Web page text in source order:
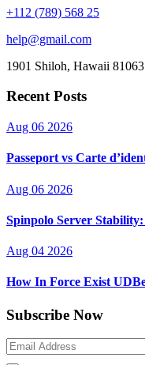
+112 (789) 568 25
help@gmail.com
1901 Shiloh, Hawaii 81063
Recent Posts
Aug 06 2026
Passeport vs Carte
Aug 06 2026
Spinpolo Server
Aug 04 2026
How In Force Exist
Subscribe Now